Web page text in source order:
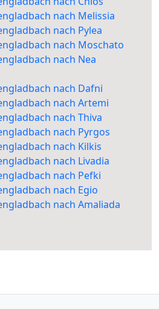
nach Melissia
nach Pylea
nach Moschato
nach Nea
nach Dafni
nach Artemi
nach Thiva
nach Pyrgos
nach Kilkis
nach Livadia
nach Pefki
nach Egio
nach Amaliada